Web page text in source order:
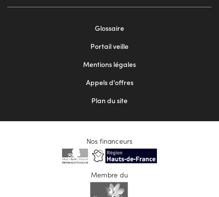
Glossaire
Portail veille
Mentions légales
Appels d'offres
Plan du site
Nos financeurs
Membre du